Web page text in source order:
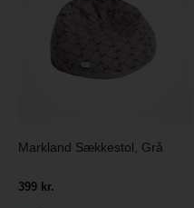
Markland Sækkestol, Grå
399 kr.